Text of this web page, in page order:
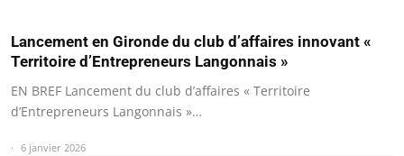
Lancement en Gironde du club d’affaires innovant «
Territoire d’Entrepreneurs Langonnais »
EN BREF Lancement du club d’affaires « Territoire
d’Entrepreneurs Langonnais »…
6 janvier 2026